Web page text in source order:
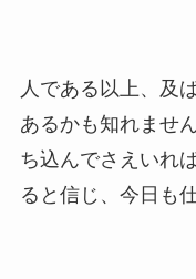
人である以上、及
あるかも知れませ
ち込んでさえいれ
ると信じ、今日も